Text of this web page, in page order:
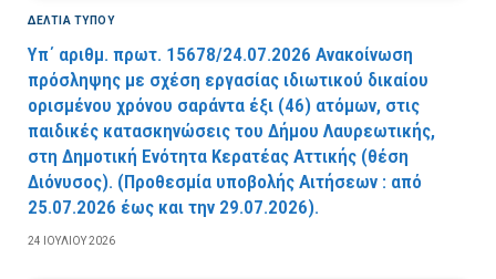
ΔΕΛΤΙΑ ΤΥΠΟΥ
Υπ΄ αριθμ. πρωτ. 15678/24.07.2026 Ανακοίνωση
πρόσληψης με σχέση εργασίας ιδιωτικού δικαίου
ορισμένου χρόνου σαράντα έξι (46) ατόμων, στις
παιδικές κατασκηνώσεις του Δήμου Λαυρεωτικής,
στη Δημοτική Ενότητα Κερατέας Αττικής (θέση
Διόνυσος). (Προθεσμία υποβολής Αιτήσεων : από
25.07.2026 έως και την 29.07.2026).
24 ΙΟΥΛΊΟΥ 2026